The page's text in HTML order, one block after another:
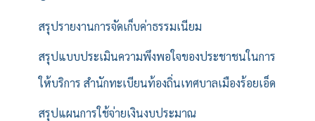
สรุปรายงานการจัดเก็บค่าธรรมเนียม
สรุปแบบประเมินความพึงพอใจของประชาชนในการ
ให้บริการ สำนักทะเบียนท้องถิ่นเทศบาลเมืองร้อยเอ็ด
สรุปแผนการใช้จ่ายเงินงบประมาณ